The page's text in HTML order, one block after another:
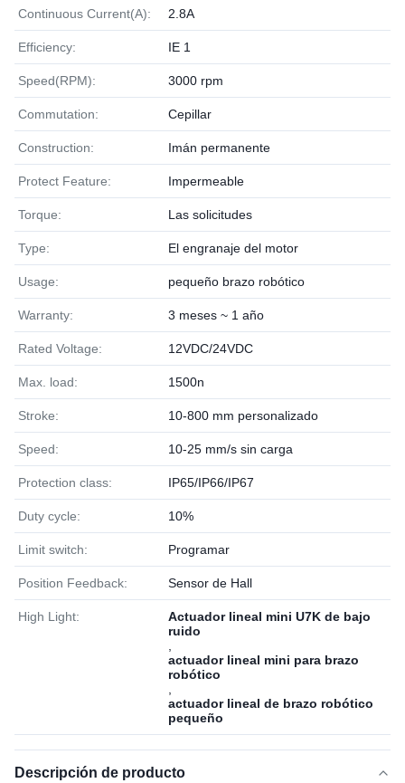
Continuous Current(A): 2.8A
Efficiency: IE 1
Speed(RPM): 3000 rpm
Commutation: Cepillar
Construction: Imán permanente
Protect Feature: Impermeable
Torque: Las solicitudes
Type: El engranaje del motor
Usage: pequeño brazo robótico
Warranty: 3 meses ~ 1 año
Rated Voltage: 12VDC/24VDC
Max. load: 1500n
Stroke: 10-800 mm personalizado
Speed: 10-25 mm/s sin carga
Protection class: IP65/IP66/IP67
Duty cycle: 10%
Limit switch: Programar
Position Feedback: Sensor de Hall
High Light:
Actuador lineal mini U7K de bajo
ruido
actuador lineal mini para brazo
robótico
actuador lineal de brazo robótico
pequeño
Descripción de producto